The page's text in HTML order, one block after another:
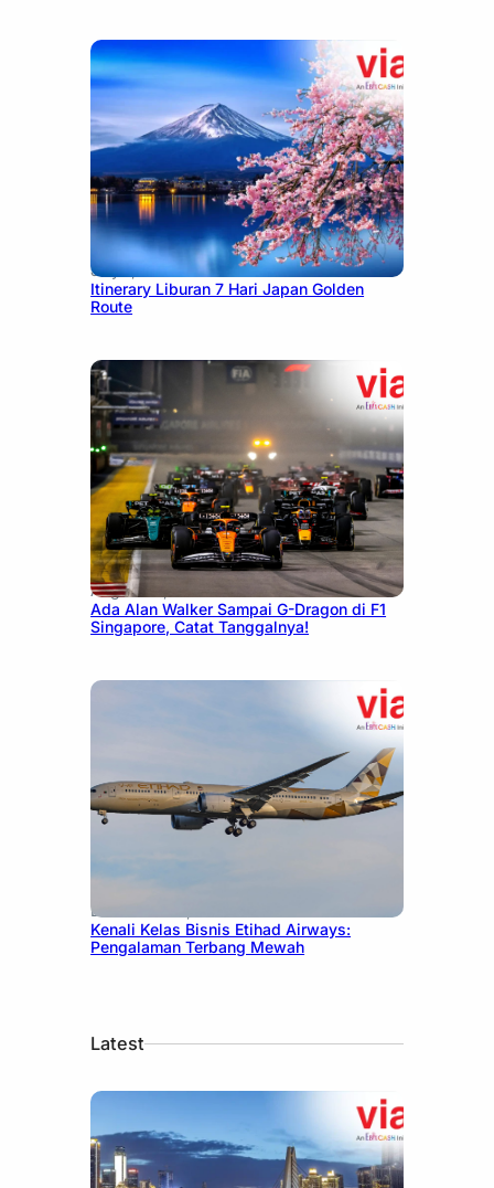
July 7, 2026
Itinerary Liburan 7 Hari Japan Golden
Route
August 13, 2025
Ada Alan Walker Sampai G-Dragon di F1
Singapore, Catat Tanggalnya!
December 27, 2024
Kenali Kelas Bisnis Etihad Airways:
Pengalaman Terbang Mewah
Latest